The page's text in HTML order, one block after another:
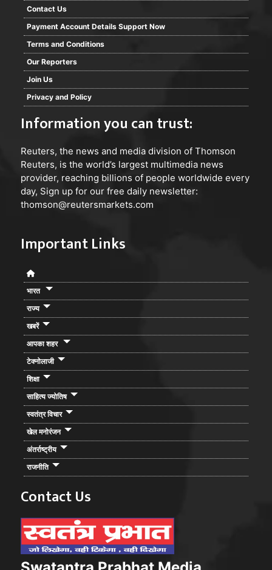
Contact Us
Payment Account Details Support Now
Terms and Conditions
Our Reporters
Join Us
Privacy and Policy
Information you can trust:
Reuters, the news and media division of Thomson
Reuters, is the world’s largest multimedia news
provider, reaching billions of people worldwide every
day, Sign up for our free daily newsletter:
thomson@reutersmarkets.com
Important Links
भारत
राज्य
खबरें
आपका शहर
टेक्नोलाजी
शिक्षा
साहित्य ज्योतिष
स्वतंत्र विचार
खेल मनोरंजन
अंतर्राष्ट्रीय
राजनीति
Contact Us